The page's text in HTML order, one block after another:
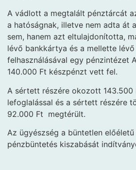
A vádlott a megtalált pénztárcát
a hatóságnak, illetve nem adta át
sem, hanem azt eltulajdonította,
lévő bankkártya és a mellette lévő
felhasználásával egy pénzintézet
140.000 Ft készpénzt vett fel.
A sértett részére okozott 143.500
lefoglalással és a sértett részére
92.000 Ft megtérült.
Az ügyészség a büntetlen
pénzbüntetés kiszabását